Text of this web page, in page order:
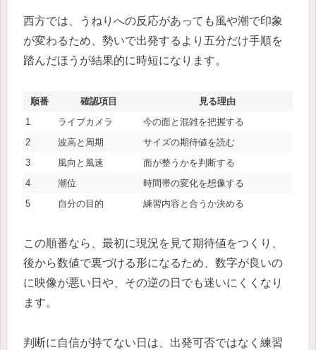
西方では、うねりへの反応があっても風や潮で印象
が変わるため、勢いで出発するより五分だけ手順を
踏んだほうが結果的に時短になります。
順番 確認項目
見る理由
1
ライブカメラ
今の面と混雑を把握する
2
波高と周期
サイズの期待値を読む
3
風向と風速
面が整うかを判断する
4
潮位
時間帯の変化を想像する
5
自分の目的 練習内容と合うか決める
この順番なら、最初に現況を見て期待値をつくり、
後から数値で裏づける形になるため、数字が良いの
に映像が悪い日や、その逆の日でも迷いにくくなり
ます。
判断に自信が持てない日は、出発可否ではなく練習